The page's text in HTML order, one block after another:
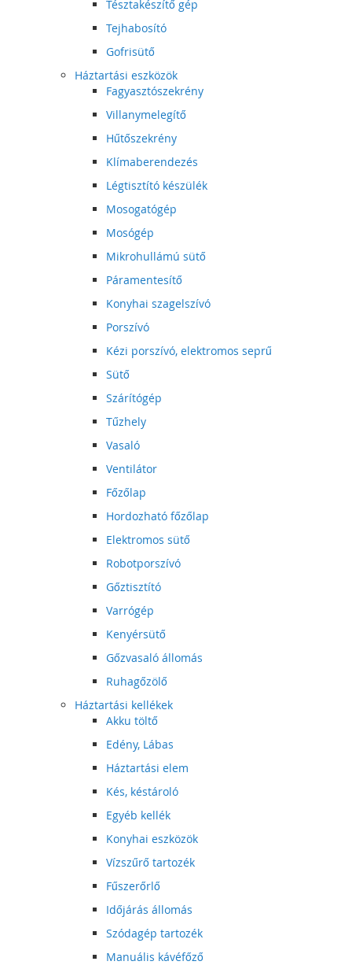
Tésztakészítő gép
Tejhabosító
Gofrisütő
Háztartási eszközök
Fagyasztószekrény
Villanymelegítő
Hűtőszekrény
Klímaberendezés
Légtisztító készülék
Mosogatógép
Mosógép
Mikrohullámú sütő
Páramentesítő
Konyhai szagelszívó
Porszívó
Kézi porszívó, elektromos seprű
Sütő
Szárítógép
Tűzhely
Vasaló
Ventilátor
Főzőlap
Hordozható főzőlap
Elektromos sütő
Robotporszívó
Gőztisztító
Varrógép
Kenyérsütő
Gőzvasaló állomás
Ruhagőzölő
Háztartási kellékek
Akku töltő
Edény, Lábas
Háztartási elem
Kés, késtároló
Egyéb kellék
Konyhai eszközök
Vízszűrő tartozék
Fűszerőrlő
Időjárás állomás
Szódagép tartozék
Manuális kávéfőző